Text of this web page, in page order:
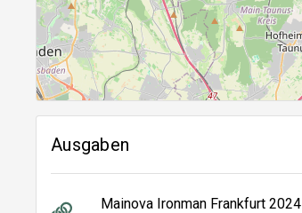
Ausgaben
Mainova Ironman Frankfurt 2024